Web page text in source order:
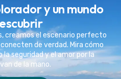
y un mundo
creamos el escenario perfecto
de verdad. Mira cómo
seguridad y el amor por la
de la mano.